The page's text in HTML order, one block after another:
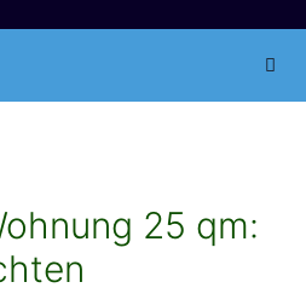
25 qm: